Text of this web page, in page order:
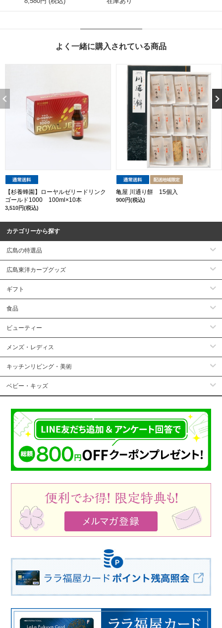
よく一緒に購入されている商品
【杉養蜂園】ローヤルゼリードリンク
ゴールド1000 100ml×10本
3,510円(税込)
亀屋 川通り餅 15個入
900円(税込)
カテゴリーから探す
広島の特選品
広島東洋カープグッズ
ギフト
食品
ビューティー
メンズ・レディス
キッチンリビング・美術
ベビー・キッズ